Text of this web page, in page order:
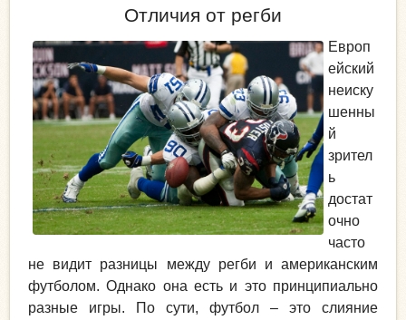
Отличия от регби
Европ
ейский
неиску
шенны
й
зрител
ь
достат
очно
часто
не видит разницы между регби и американским
футболом. Однако она есть и это принципиально
разные игры. По сути, футбол – это слияние